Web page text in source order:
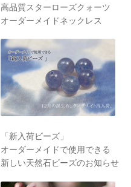
高品質スターローズクォーツ
オーダーメイドネックレス
「新入荷ビーズ」
オーダーメイドで使用できる
新しい天然石ビーズのお知らせ